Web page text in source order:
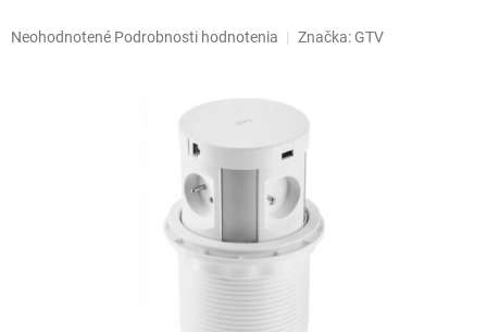
Priemerné
Neohodnotené Podrobnosti hodnotenia Značka: GTV